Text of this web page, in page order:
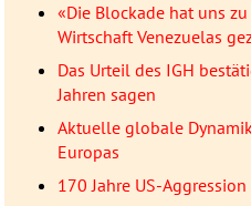
«Die Blockade hat uns
Wirtschaft Venezuelas
Das Urteil des IGH
Jahren sagen
Aktuelle globale
Europas
170 Jahre US-